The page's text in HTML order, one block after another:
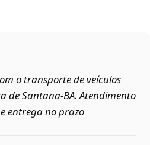
o transporte de veículos
de Santana‑BA. Atendimento
entrega no prazo